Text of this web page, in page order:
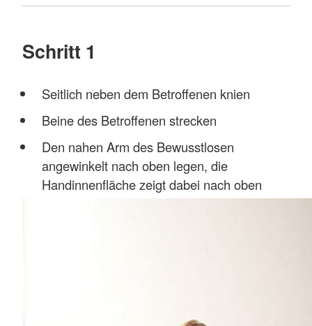
Schritt 1
Seitlich neben dem Betroffenen knien
Beine des Betroffenen strecken
Den nahen Arm des Bewusstlosen
angewinkelt nach oben legen, die
Handinnenfläche zeigt dabei nach oben